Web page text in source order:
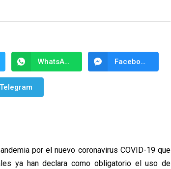
WhatsApp Facebook Messenger
Telegram
por el nuevo coronavirus COVID-19 que
ya han declara como obligatorio el uso de